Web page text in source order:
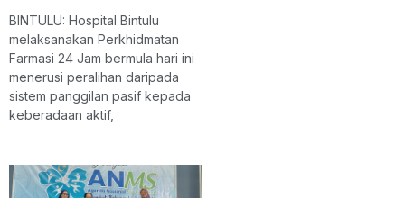
BINTULU: Hospital Bintulu
melaksanakan Perkhidmatan
Farmasi 24 Jam bermula hari ini
menerusi peralihan daripada
sistem panggilan pasif kepada
keberadaan aktif,